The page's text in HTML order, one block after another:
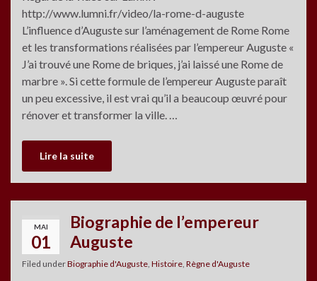
http://www.lumni.fr/video/la-rome-d-auguste
L’influence d’Auguste sur l’aménagement de Rome Rome
et les transformations réalisées par l’empereur Auguste «
J’ai trouvé une Rome de briques, j’ai laissé une Rome de
marbre ». Si cette formule de l’empereur Auguste paraît
un peu excessive, il est vrai qu’il a beaucoup œuvré pour
rénover et transformer la ville. …
Lire la suite
MAI
01
Biographie de l’empereur
Auguste
Filed underBiographie d'Auguste Histoire Règne d'Auguste